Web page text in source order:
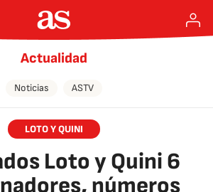
Actualidad
Noticias ASTV
LOTO Y QUINI
Loto y Quini 6
números